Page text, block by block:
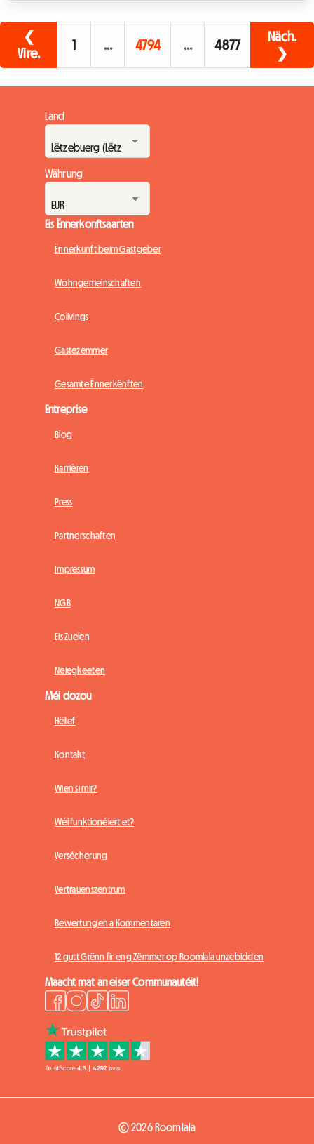
❮
Vire.
1 … 4794 … 4877
Näch.
❯
Land
Währung
Eis Ënnerkonftsaarten
Ënnerkunft beim Gastgeber
Wohngemeinschaften
Colivings
Gästezëmmer
Gesamte Ënnerkënften
Entreprise
Blog
Karrièren
Press
Partnerschaften
Impressum
NGB
Eis Zuelen
Neiegkeeten
Méi dozou
Hëllef
Kontakt
Wien si mir?
Wéi funktionéiert et?
Versécherung
Vertrauenszentrum
Bewertungen a Kommentaren
12 gutt Grënn fir eng Zëmmer op Roomlala unzebidden
Maacht mat an eiser Communautéit!
© 2026 Roomlala